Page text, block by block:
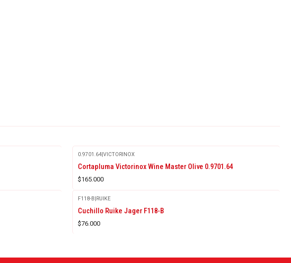
0.9701.64|VICTORINOX
Cortapluma Victorinox Wine Master Olive 0.9701.64
$165.000
F118-B|RUIKE
Cuchillo Ruike Jager F118-B
$76.000